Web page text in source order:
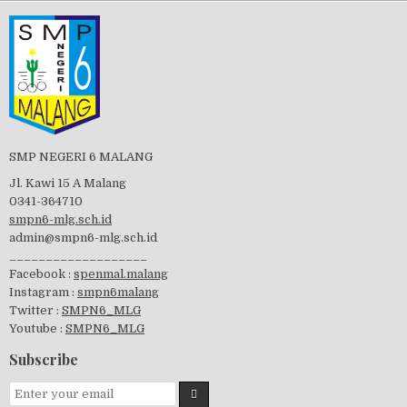
Tes Matrikulasi 2019
visitasi PPK 2019
GSF 2019
SMP NEGERI 6 MALANG
Jl. Kawi 15 A Malang
0341-364710
smpn6-mlg.sch.id
admin@smpn6-mlg.sch.id
Facebook : spenmal.malang
Instagram : smpn6malang
Twitter : SMPN6_MLG
Youtube : SMPN6_MLG
Subscribe